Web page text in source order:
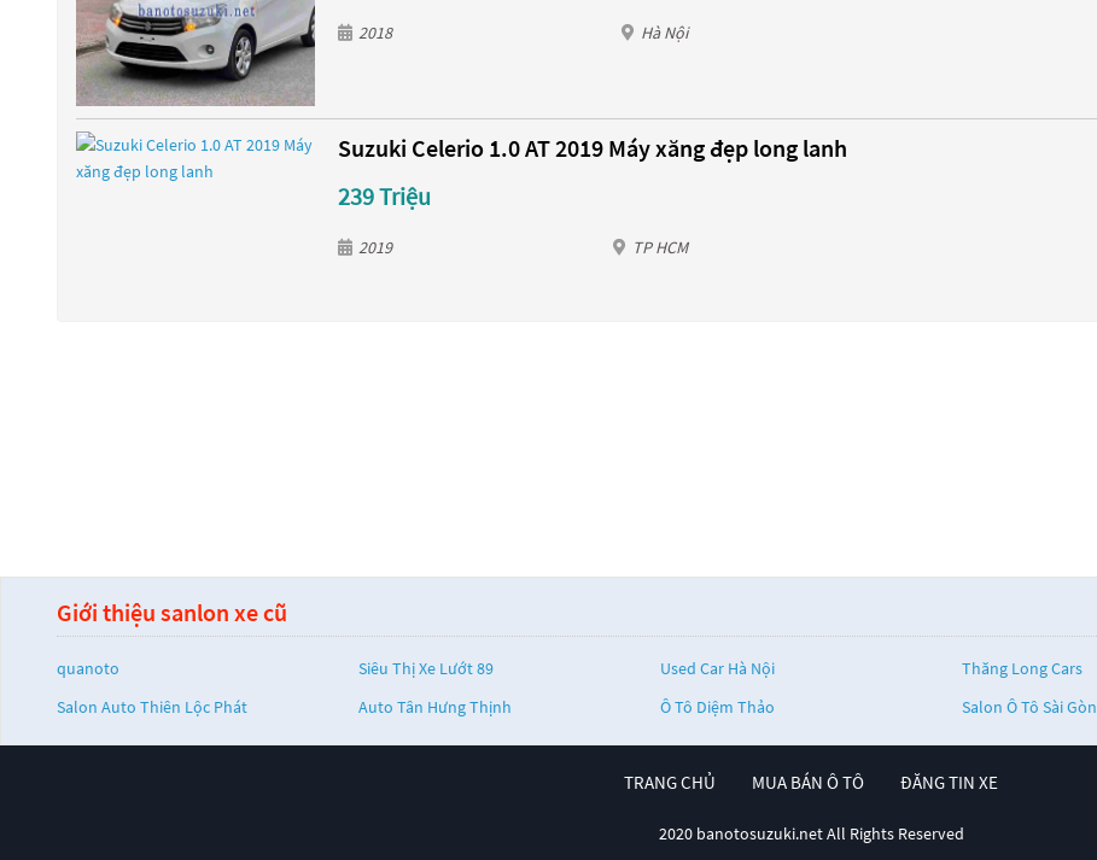
2018 Hà Nội
Suzuki Celerio 1.0 AT 2019 Máy xăng đẹp long lanh
239 Triệu
2019 TP HCM
Giới thiệu sanlon xe cũ
quanoto Siêu Thị Xe Lướt 89 Used Car Hà Nội Thăng Long Cars
Salon Auto Thiên Lộc Phát
Auto Tân Hưng Thịnh Ô Tô Diệm Thảo Salon Ô Tô Sài Gòn
TRANG CHỦ MUA BÁN Ô TÔ ĐĂNG TIN XE
2020 banotosuzuki.net All Rights Reserved